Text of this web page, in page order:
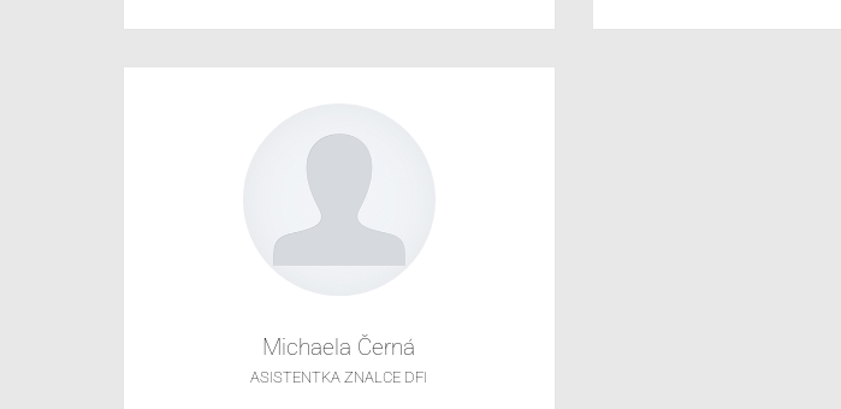
Michaela Černá
ASISTENTKA ZNALCE DFI